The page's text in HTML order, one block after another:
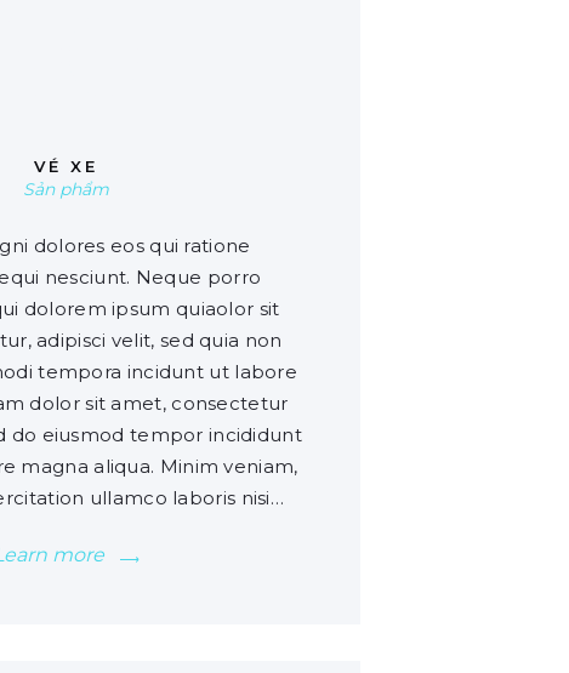
VÉ XE
Sản phẩm
dolores eos qui ratione
nesciunt. Neque porro
dolorem ipsum quiaolor sit
adipisci velit, sed quia non
tempora incidunt ut labore
dolor sit amet, consectetur
do eiusmod tempor incididunt
magna aliqua. Minim veniam,
ullamco laboris nisi…
more